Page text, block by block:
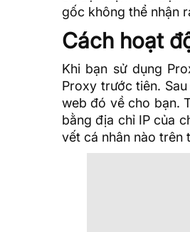
gốc không thể nhận
Cách hoạt
Khi bạn sử dụng
Proxy trước tiên.
web đó về cho bạn.
bằng địa chỉ IP của
vết cá nhân nào trên